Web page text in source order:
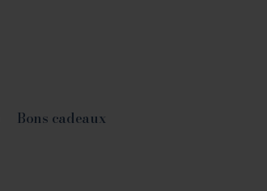
Bons cadeaux